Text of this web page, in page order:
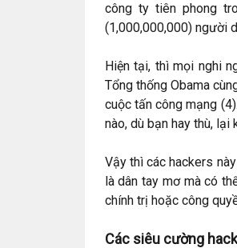
công ty tiên phong
(1,000,000,000) người
Hiện tại, thì mọi nghi
Tổng thống Obama
cuộc tấn công mạng
nào, dù bạn hay thù, lại
Vậy thì các hackers
là dân tay mơ mà có
chính trị hoặc công
Các siêu cường